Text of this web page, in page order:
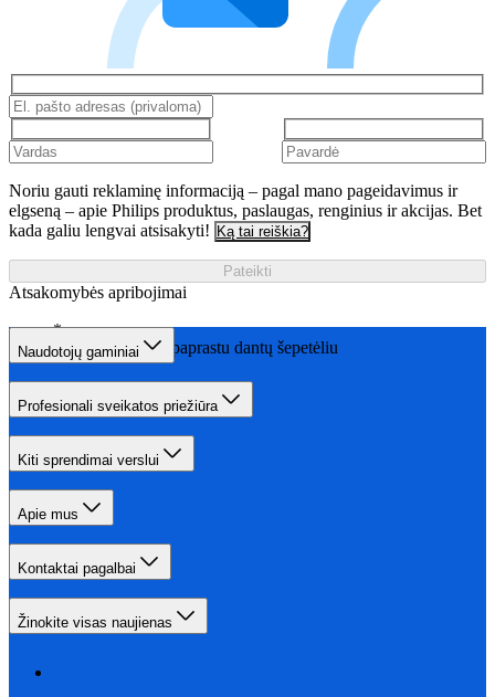
Noriu gauti reklaminę informaciją – pagal mano pageidavimus ir
elgseną – apie Philips produktus, paslaugas, renginius ir akcijas. Bet
kada galiu lengvai atsisakyti! Ką tai reiškia?
Pateikti
Atsakomybės apribojimai
palyginus su paprastu dantų šepetėliu
Naudotojų gaminiai
Profesionali sveikatos priežiūra
Kiti sprendimai verslui
Apie mus
Kontaktai pagalbai
Žinokite visas naujienas